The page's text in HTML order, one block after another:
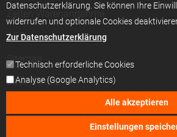
Zeiten Warenannahme
AGB
Sitemap
Datenschutz
Datenschutzerklärung. Sie können Ihre
widerrufen und optionale Cookies
Zur Datenschutzerklärung
Technisch erforderliche Cookies
Analyse (Google Analytics)
Alle akzeptieren
Einstellungen